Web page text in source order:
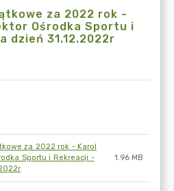
za 2022 rok -
Ośrodka Sportu i
dzień 31.12.2022r
za 2022 rok - Karol
Sportu i Rekreacji -
1.96 MB